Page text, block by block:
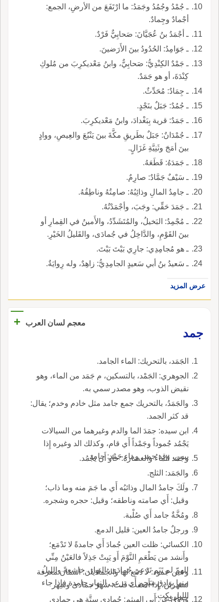
ـ جُمْدُ وجُمُدُ وجَمَدُ: ما ارْتَفَعَ من الأرضِ، الجمع:
أجْمادٌ وجِمادٌ.
ـ أجْمَدُ بنُ عُجَيَّانَ: صَحابِيٌّ فَرْدٌ.
ـ جَوَامِدُ: الحُدُودُ بينَ الأَرَضينَ.
ـ جَمْدٌ الكِنْدِيُّ: صَحابِيٌّ، وابنُ مَعْديكرِبَ من مُلوكِ
كِنْدَةَ، أو هو جَمَدٌ.
ـ جِمَادٌ: مُحَدِّثٌ.
ـ جُمُدٌ: جَبَلٌ بنَجْدٍ.
ـ جَمَدٌ: قرية بِبَغْدادَ، وابنُ مَعْديكرِبَ.
ـ جُمْدَانٌ: جَبَلٌ بطَريقِ مكَّةَ بينَ يَنْبُعَ والعِيصِ، ووادٍ
بينَ أمَجَ وثَنِيَّةِ غَزَالٍ.
ـ جَمَدَهُ: قَطَعَهُ.
ـ سَيْفٌ جَمَّادٌ: صارِمٌ.
ـ جامِدُ المالِ وذائِبُهُ: صامِتُهُ وناطِقُهُ.
ـ جَمَدَ حَقِّي: وجَبَ، وأجْمَدْتُهُ.
ـ مُجْمِدُ: البَخيلُ، والمُتَشَدِّدُ، والأَمينُ في القِمارِ أو
بينَ القَوْمِ، والدَّاخِلُ في جُمادَى، والقَليلُ الخَيْرِ.
ـ هو مُجامِدِي: جارِي بَيْتَ بَيْتَ.
ـ سَعيدُ بنُ أبي سَعيدٍ الجامِدِيُّ: زاهِدٌ، وله رِوايَةٌ.
عرض المزيد
معجم لسان العرب
+
جمد
الجَمَد، بالتحريك: الماء الجامد.
الجوهري: الجَمْد، بالتسكين، م جَمَد من الماء، وهو
نقيض الذوب، وهو مصدر سمي به.
والجَمَدُ، بالتحريك جمع جامد مثل خادم وخدم؛ يقال:
قد كثر الجمد.
ابن سيده: جمَدَ الما والدم وغيرهما من السيالات
يَجْمُد جُموداً وجَمْداً أَي قام، وكذلك الد وغيره إِذا
يبس، وقد جمد، وماء جَمْد: جامد.
وجَمَد الماءُ والعصارة: حاو أَن يَجْمُد.
والجَمَد: الثلج.
ولَكَ جامدُ المال وذائبُه أَي ما جَمَ منه وما ذاب؛
وقيل: أَي صامته وناطقه؛ وقيل: حجره وشجره.
ومُخَّةٌ جامد أَي صُلْبة.
ورجلٌ جامدُ العين: قليل الدمع.
الكسائي: ظلت العين جُمادَ أَي جامدةً لا تَدْمَع؛
وأَنشد من يَطْعَمِ النَّوْمَ أَو يَبِتْ جَذِلاً فالعَيْنُ مِنِّي
للهمّ لم تَنَم تَرْعى جُمادَى، النهارَ، خاشعةً والليلُ
منها بِوَادِقٍ سَجِم أَي ترعى النهار جامدة فإِذا جاء
الليل بكت.
وعين جَمود: لا دَمْع لها والجُمادَيان: اسمان معرفة
لشهرين، إِذا أَضفت قلت: شهر جمادى وشهر
جمادى.
وروي عن أَبي الهيثم: جُمادى ستَّةٍ هي جمادى